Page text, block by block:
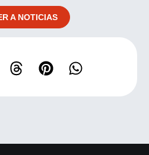
A NOTICIAS